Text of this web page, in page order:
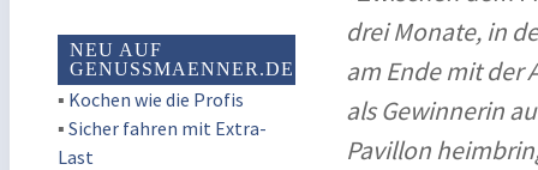
NEU AUF
GENUSSMAENNER.DE
▪ Kochen wie die Profis
▪ Sicher fahren mit Extra-
Last
drei Monate, in
am Ende mit der
als Gewinnerin
Pavillon